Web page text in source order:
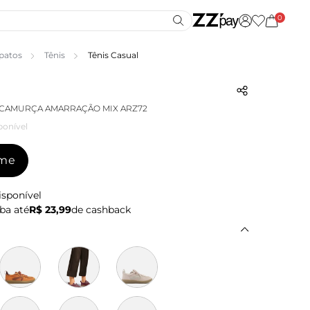
0
Tênis Tênis Casual
AMARRAÇÃO MIX ARZ72
atéR$ 23,99de cashback